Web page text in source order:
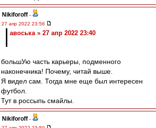
Nikiforoff -
27 апр 2022 23:56
авоська » 27 апр 2022 23:40
большУю часть карьеры, подменного
наконечника! Почему, читай выше.
Я видел сам. Тогда мне еще был интересен
футбол.
Тут в россыпь смайлы.
Nikiforoff -